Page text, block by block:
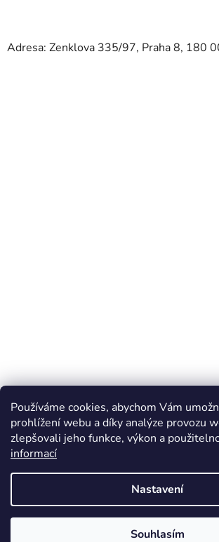
Používáme cookies, abychom Vám
prohlížení webu a díky analýze provozu
zlepšovali jeho funkce, výkon a
informací
Nastavení
Souhlasím
Adresa: Zenklova 335/97, Praha 8, 180
Online marketing zajišťuje
Sitemap
Vytvořil Shoptet